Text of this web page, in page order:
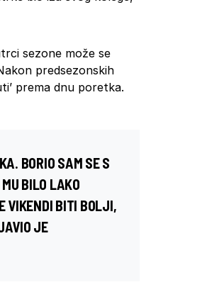
sezone može se
predsezonskih
prema dnu poretka.
BORIO SAM SE S
BILO LAKO
VIKENDI BITI BOLJI,
JE